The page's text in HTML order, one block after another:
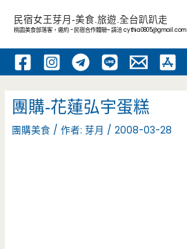
內
民宿女王芽月-美食.旅遊.全台趴趴走
桃園美食部落客，邀約 -民宿合作體驗~ 請洽cythia0805@gmail.com
團購-花蓮弘宇蛋糕
團購美食 / 作者:芽月 /2008-03-28